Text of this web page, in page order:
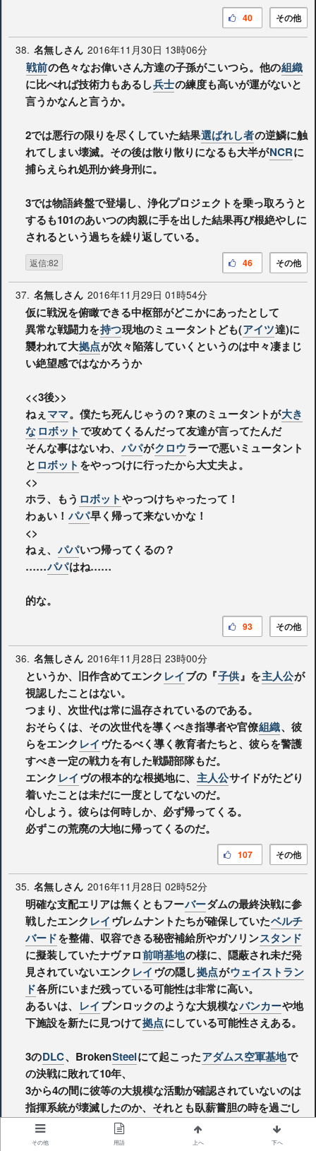
その他
40
38. 名無しさん 2016年11月30日 13時06分
戦前の色々なお偉いさん方達の子孫がこいつら。他の組織
に比べれば技術力もあるし兵士の練度も高いが運がないと
言うかなんと言うか。
2では悪行の限りを尽くしていた結果選ばれし者の逆鱗に触
れてしまい壊滅。その後は散り散りになるも大半がNCRに
捕らえられ処刑か終身刑に。
3では物語終盤で登場し、浄化プロジェクトを乗っ取ろうと
するも101のあいつの肉親に手を出した結果再び根絶やしに
されるという過ちを繰り返している。
返信:82 その他
46
37. 名無しさん 2016年11月29日 01時54分
仮に戦況を俯瞰できる中枢部がどこかにあったとして
異常な戦闘力を持つ現地のミュータントども(アイツ達)に
襲われて大拠点が次々陥落していくというのは中々凄まじ
い絶望感ではなかろうか
<<3後>>
ねぇ ママ。僕たち死んじゃうの？東のミュータントが大き
なロボットで攻めてくるんだって友達が言ってたんだ
そんな事はないわ、 パパがクロウラーで悪いミュータント
と ロボット をやっつけに行ったから大丈夫よ。
<>
ホラ、もう ロボットやっつけちゃったって！
わぁい！ パパ早く帰って来ないかな！
<>
ねぇ、 パパいつ帰ってくるの？
……パパはね……
的な。
その他
93
36. 名無しさん 2016年11月28日 23時00分
というか、旧作含めてエンク レイブの『子供』を主人公が
視認したことはない。
つまり、次世代は常に温存されているのである。
おそらくは、その次世代を導くべき指導者や官僚組織、彼
らをエンク レイヴたるべく導く教育者たちと、彼らを警護
すべき一定の戦力を有した戦闘部隊もだ。
エンク レイヴの根本的な根拠地に、 主人公サイドがたどり
着いたことは未だに一度としてないのだ。
心しよう。彼らは何時しか、必ず帰ってくる。
必ずこの荒廃の大地に帰ってくるのだ。
その他
107
35. 名無しさん 2016年11月28日 02時52分
明確な支配エリアは無くともフーバーダムの最終決戦に参
戦したエンク レイヴレムナントたちが確保していたベルチ
バードを整備、収容できる秘密補給所やガソリンスタンド
に擬装していたナヴァロ前哨基地の様に、隠蔽され未だ発
見されていないエンク レイヴの隠し拠点がウェイストラン
ド各所にいまだ残っている可能性は非常に高い。
あるいは、 レイブンロックのような大規模なバンカーや地
下施設を新たに見つけて拠点にしている可能性さえある。
3のDLC、BrokenSteelにて起こったアダムス空軍基地で
の決戦に敗れて10年、
3から4の間に彼等の大規模な活動が確認されていないのは
指揮系統が壊滅したのか、それとも臥薪嘗胆の時を過ごし
てまた立ち上がろうとしているのか。
いずれにせよ気を抜いていい相手では無い事は確かであ
その他 用語 上へ 下へ